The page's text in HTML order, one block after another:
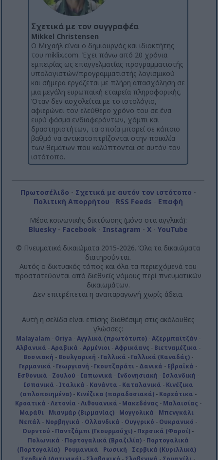
Σχετικά με τον συγγραφέα
Mikkel Christensen
Ο Μιχαήλ είναι ο δημιουργός και ιδιοκτήτης
του miklix.com. Έχει πάνω από 20 χρόνια
εμπειρίας ως επαγγελματίας προγραμματιστής
υπολογιστών/προγραμματιστής λογισμικού
και σήμερα εργάζεται με πλήρη απασχόληση σε
μια μεγάλη ευρωπαϊκή εταιρεία πληροφορικής.
Όταν δεν ασχολείται με το ιστολόγιο,
αφιερώνει τον ελεύθερο χρόνο του σε ένα
ευρύ φάσμα ενδιαφερόντων, χόμπι και
δραστηριοτήτων, τα οποία μπορεί σε κάποιο
βαθμό να αντικατοπτρίζονται στην ποικιλία
των θεμάτων που καλύπτονται σε αυτόν τον
ιστότοπο.
Πρωτοσέλιδο - Σχετικά με αυτόν τον ιστότοπο -
Πολιτική Απορρήτου - RSS Feeds - Επαφή
Μέσα κοινωνικής δικτύωσης (μόνο στα αγγλικά):
Bluesky- Facebook - Instagram - X- YouTube
© Πνευματικά δικαιώματα 2015-2026. Όλα τα δικαιώματα
διατηρούνται.
Αυτός ο δικτυακός τόπος και όλα τα περιεχόμενά του
προστατεύονται από διεθνείς νόμους περί πνευματικών
δικαιωμάτων.
Δεν επιτρέπεται η αναπαραγωγή χωρίς άδεια.
Αυτή η σελίδα είναι επίσης διαθέσιμη στις ακόλουθες
γλώσσες:
Malayalam - Oriya -Αγγλικά (πρωτότυπο)-Αζερμπαϊτζάν-
Αλβανικά -Αραβικά -Αρμένιοι-Αφρικάανς - Βιετναμέζικα -
Βοσνιακή - Βουλγαρική - Γαλλικά - Γαλλικά (Καναδάς)-
Γερμανικά - Γεωργιανή - Γκουτζαράτι - Δανικά - Εβραϊκά -
Εσθονικά - Ζουλού - Ιαπωνικά - Ινδονησιακή - Ισλανδική -
Ισπανικά - Ιταλικά - Κανάντα - Καταλανικά - Κινέζικα
(απλοποιημένα)- Κινέζικα (παραδοσιακά)- Κορεάτικα -
Κροατικά -Λετονία -Λιθουανικά - Μακεδόνας - Μαλαισίας -
Μαράθι- Μιανμάρ (Βιρμανίας)- Μογγολικά - Μπενγκάλι-
Νεπάλ - Νορβηγικά - Ολλανδικά - Ουγγρικό - Ουκρανικό -
Ουρντού - Παντζάμπι (Γκουρμούχι) - Περσικά (Φαρσί) -
Πολωνικά - Πορτογαλικά (Βραζιλία)- Πορτογαλικά
(Πορτογαλία)- Ρουμανικά - Ρωσική - Σερβικά (Κυριλλικά)-